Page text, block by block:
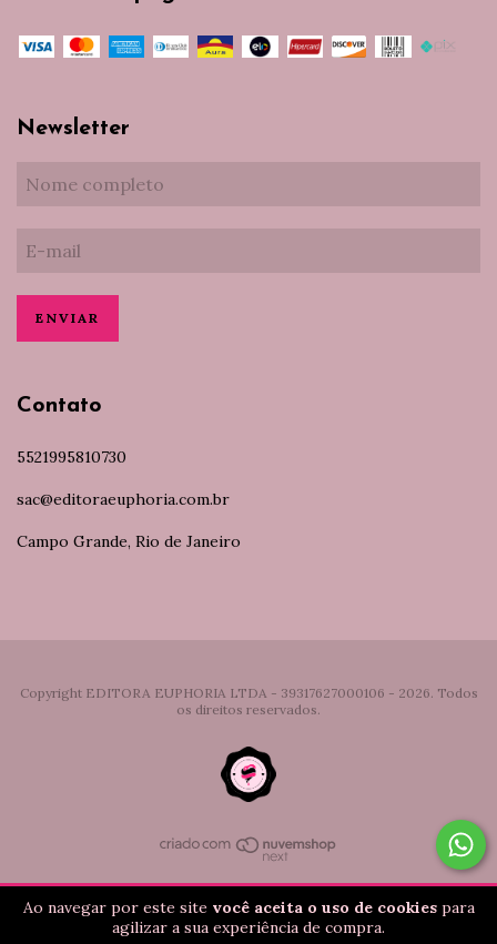
Ao navegar por este site você aceita o uso de cookiespara
agilizar a sua experiência de compra.
Newsletter
Contato
5521995810730
sac@editoraeuphoria.com.br
Campo Grande, Rio de Janeiro
Copyright EDITORA EUPHORIA LTDA - 39317627000106 - 2026. Todos
os direitos reservados.